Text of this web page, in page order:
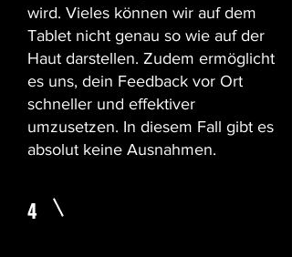
wird. Vieles können wir auf dem
Tablet nicht genau so wie auf der
Haut darstellen. Zudem ermöglicht
es uns, dein Feedback vor Ort
schneller und effektiver
umzusetzen. In diesem Fall gibt es
absolut keine Ausnahmen.
4